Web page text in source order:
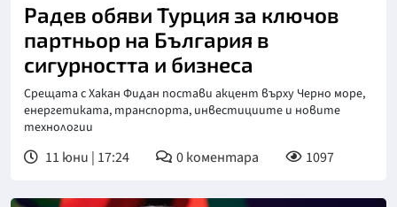
Радев обяви Турция за ключов
партньор на България в
сигурността и бизнеса
Срещата с Хакан Фидан постави акцент върху Черно море,
енергетиката, транспорта, инвестициите и новите
технологии
11 юни | 17:24 0коментара 1097